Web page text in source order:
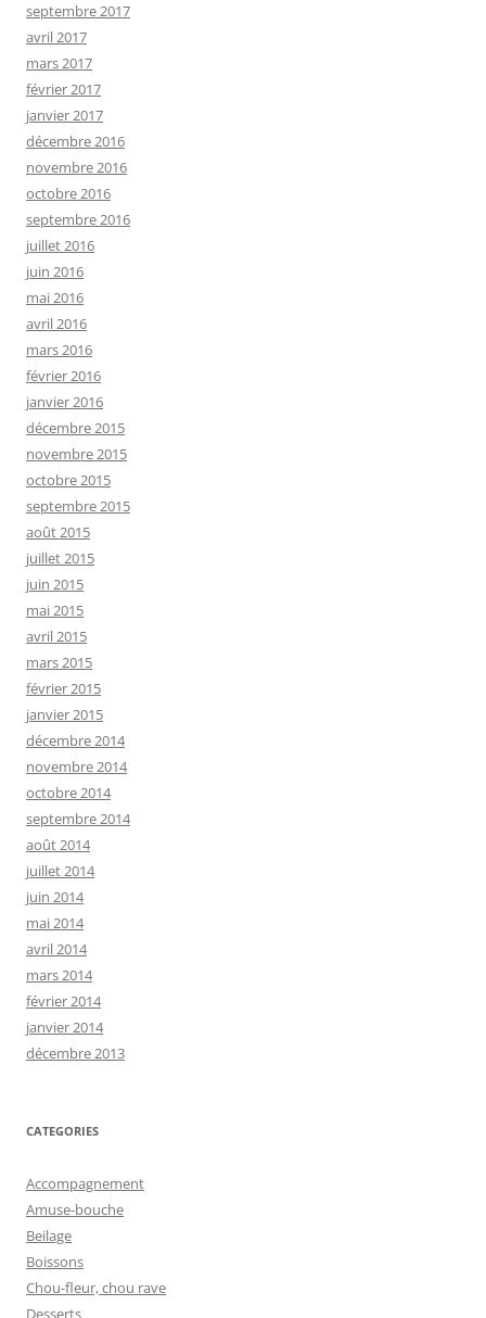
septembre 2017
avril 2017
mars 2017
février 2017
janvier 2017
décembre 2016
novembre 2016
octobre 2016
septembre 2016
juillet 2016
juin 2016
mai 2016
avril 2016
mars 2016
février 2016
janvier 2016
décembre 2015
novembre 2015
octobre 2015
septembre 2015
août 2015
juillet 2015
juin 2015
mai 2015
avril 2015
mars 2015
février 2015
janvier 2015
décembre 2014
novembre 2014
octobre 2014
septembre 2014
août 2014
juillet 2014
juin 2014
mai 2014
avril 2014
mars 2014
février 2014
janvier 2014
décembre 2013
CATEGORIES
Accompagnement
Amuse-bouche
Beilage
Boissons
Chou-fleur, chou rave
Desserts